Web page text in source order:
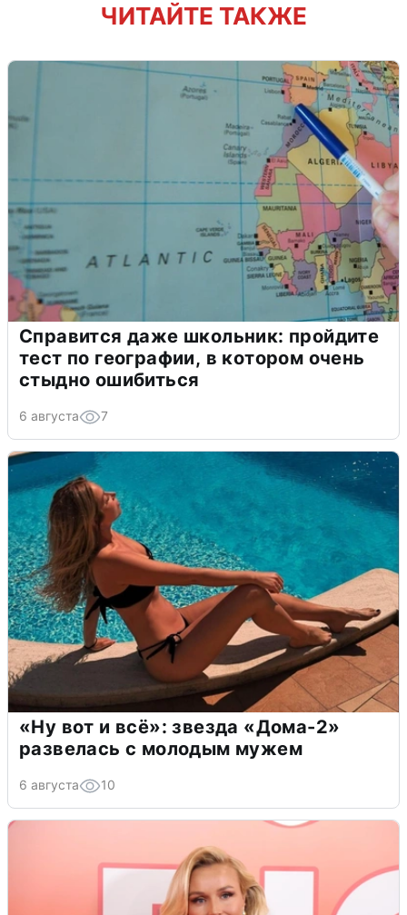
ЧИТАЙТЕ ТАКЖЕ
Справится даже школьник: пройдите
тест по географии, в котором очень
стыдно ошибиться
6 августа 7
«Ну вот и всё»: звезда «Дома-2»
развелась с молодым мужем
6 августа 10